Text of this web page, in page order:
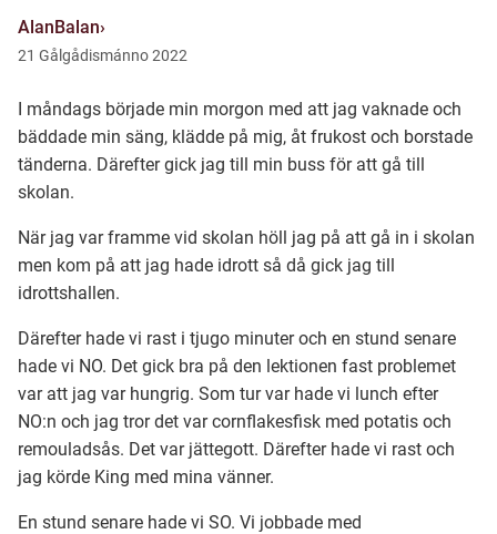
Åarjelsaemiengïele (Sydsamiska)
Davvisámegiella (Nordsamiska)
Bidumsámegiella (Pitesamiska)
Ubmejesámiengiälla (Umesamiska)
Arli (Romska)
Resanderomani (Romska)
Kelderash (Romska)
AlanBalan
21 Gålgådismánno2022
I måndags började min morgon med att jag vaknade och
bäddade min säng, klädde på mig, åt frukost och borstade
tänderna. Därefter gick jag till min buss för att gå till
skolan.
När jag var framme vid skolan höll jag på att gå in i skolan
men kom på att jag hade idrott så då gick jag till
idrottshallen.
Därefter hade vi rast i tjugo minuter och en stund senare
hade vi NO. Det gick bra på den lektionen fast problemet
var att jag var hungrig. Som tur var hade vi lunch efter
NO:n och jag tror det var cornflakesfisk med potatis och
remouladsås. Det var jättegott. Därefter hade vi rast och
jag körde King med mina vänner.
En stund senare hade vi SO. Vi jobbade med